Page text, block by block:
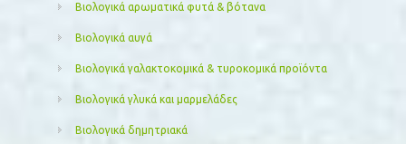
Βιολογικά αρωματικά φυτά & βότανα
Βιολογικά αυγά
Βιολογικά γαλακτοκομικά & τυροκομικά προϊόντα
Βιολογικά γλυκά και μαρμελάδες
Βιολογικά δημητριακά